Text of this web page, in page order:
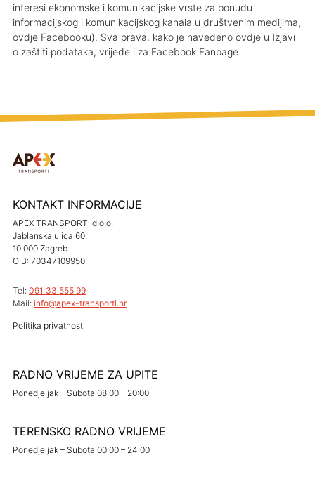
interesi ekonomske i komunikacijske vrste za ponudu
informacijskog i komunikacijskog kanala u društvenim medijima,
ovdje Facebooku). Sva prava, kako je navedeno ovdje u Izjavi
o zaštiti podataka, vrijede i za Facebook Fanpage.
KONTAKT INFORMACIJE
APEX TRANSPORTI d.o.o.
Jablanska ulica 60,
10 000 Zagreb
OIB: 70347109950
Tel: 091 33 555 99
Mail: info@apex-transporti.hr
Politika privatnosti
RADNO VRIJEME ZA UPITE
Ponedjeljak – Subota 08:00 – 20:00
TERENSKO RADNO VRIJEME
Ponedjeljak – Subota 00:00 – 24:00